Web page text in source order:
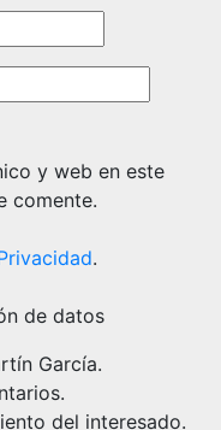
y web en este
comente.
.
de datos
García.
del interesado.